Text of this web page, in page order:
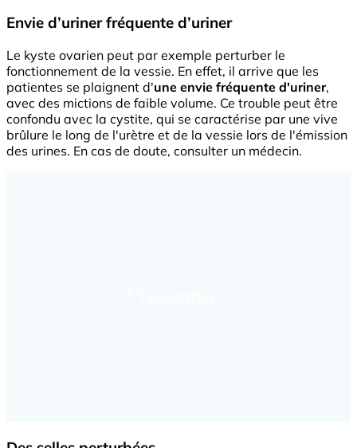
Envie d’uriner fréquente d’uriner
Le kyste ovarien peut par exemple perturber le
fonctionnement de la vessie. En effet, il arrive que les
patientes se plaignent d'une envie fréquente d'uriner,
avec des mictions de faible volume. Ce trouble peut être
confondu avec la cystite, qui se caractérise par une vive
brûlure le long de l'urètre et de la vessie lors de l'émission
des urines. En cas de doute, consulter un médecin.